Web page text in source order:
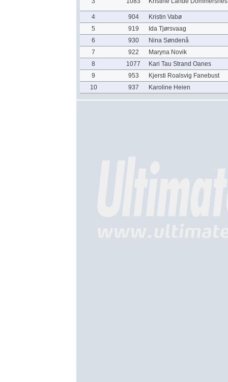
4 904
Kristin Vabø
5
919
Ida Tjørsvaag
6
930
Nina Søndenå
7
922
Maryna Novik
8
1077
Kari Tau Strand Oanes
9
953
Kjersti Roalsvig Fanebust
10
937 Karoline Heien